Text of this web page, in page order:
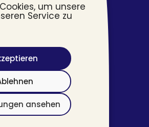
um unsere
Service zu
ansehen
Barrierefreiheit
Impressum